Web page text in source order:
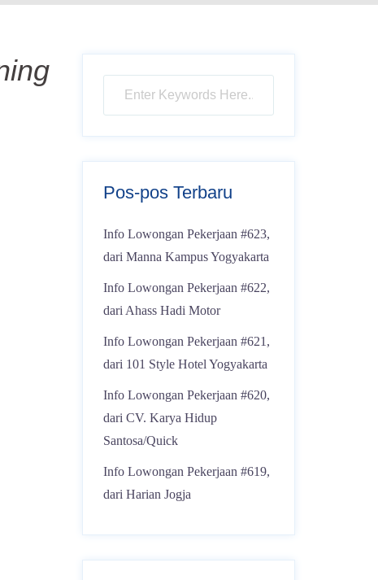
Pos-pos Terbaru
Info Lowongan Pekerjaan #623,
dari Manna Kampus Yogyakarta
Info Lowongan Pekerjaan #622,
dari Ahass Hadi Motor
Info Lowongan Pekerjaan #621,
dari 101 Style Hotel Yogyakarta
Info Lowongan Pekerjaan #620,
dari CV. Karya Hidup
Santosa/Quick
Info Lowongan Pekerjaan #619,
dari Harian Jogja